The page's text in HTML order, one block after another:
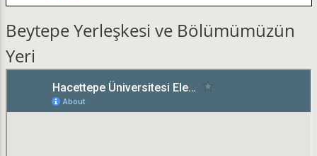
Beytepe Yerleşkesi ve Bölümümüzün
Yeri